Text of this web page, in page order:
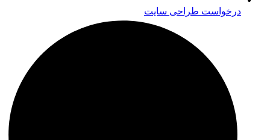
درخواست طراحی سایت